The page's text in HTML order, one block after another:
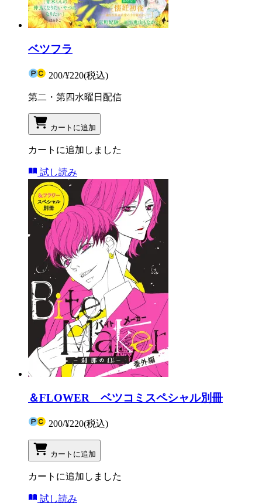
ベツフラ
200/¥220(税込)
第二・第四水曜日配信
カートに追加
カートに追加しました
試し読み
＆FLOWER ベツコミスペシャル別冊
200/¥220(税込)
カートに追加
カートに追加しました
試し読み